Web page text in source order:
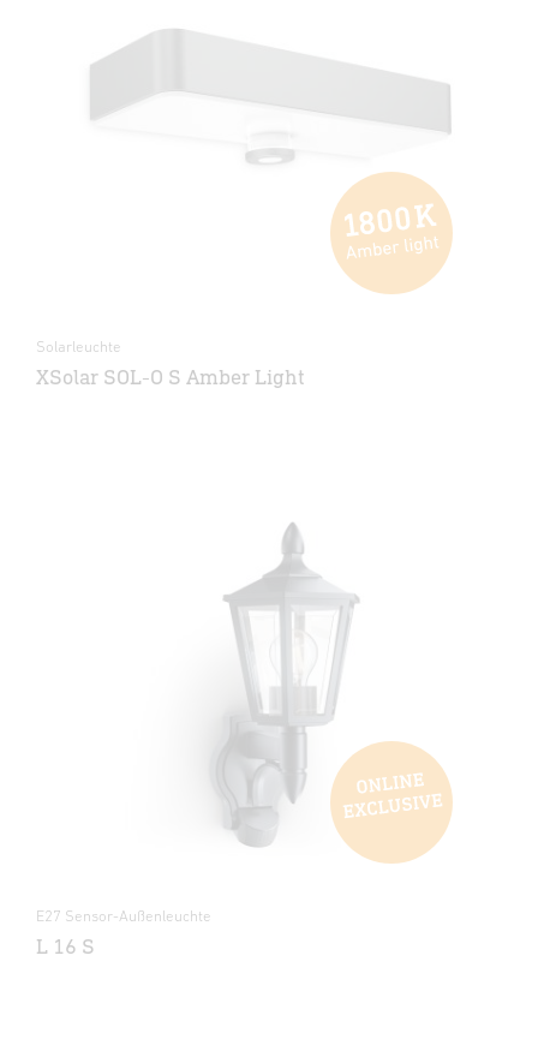
Solarleuchte
XSolar SOL-O S Amber Light
E27 Sensor-Außenleuchte
L 16 S